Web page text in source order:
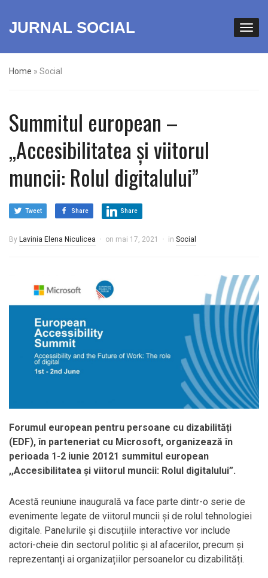
JURNAL SOCIAL
Home » Social
Summitul european –
,,Accesibilitatea și viitorul
muncii: Rolul digitalului”
Tweet Share Share
By Lavinia Elena Niculicea on mai 17, 2021 in Social
Forumul european pentru persoane cu dizabilități
(EDF), în parteneriat cu Microsoft, organizează în
perioada 1-2 iunie 20121 summitul european
,,Accesibilitatea și viitorul muncii: Rolul digitalului”.
Acestă reuniune inaugurală va face parte dintr-o serie de
evenimente legate de viitorul muncii și de rolul tehnologiei
digitale. Panelurile și discuțiile interactive vor include
actori-cheie din sectorul politic și al afacerilor, precum și
reprezentanți ai organizațiilor persoanelor cu dizabilități.